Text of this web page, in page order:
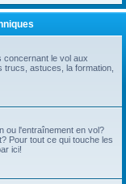
concernant le vol aux
astuces, la formation,
ou l'entraînement en vol?
Pour tout ce qui touche les
ici!